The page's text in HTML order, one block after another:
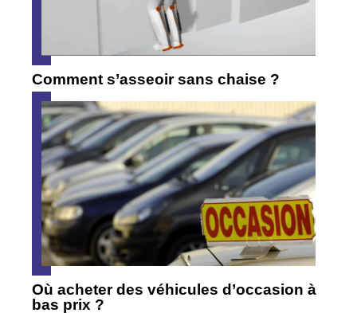
Comment s’asseoir sans chaise ?
Où acheter des véhicules d’occasion à
bas prix ?